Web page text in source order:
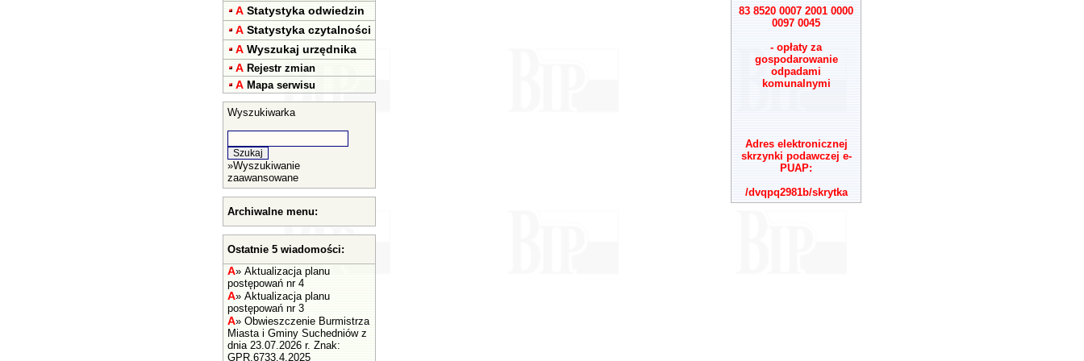
A Statystyka odwiedzin
A Statystyka czytalności
A Wyszukaj urzędnika
A Rejestr zmian
A Mapa serwisu
Wyszukiwarka
»Wyszukiwanie
zaawansowane
Archiwalne menu:
Ostatnie 5 wiadomości:
A» Aktualizacja planu
postępowań nr 4
A» Aktualizacja planu
postępowań nr 3
A» Obwieszczenie Burmistrza
Miasta i Gminy Suchedniów z
dnia 23.07.2026 r. Znak:
GPR.6733.4.2025
83 8520 0007 2001 0000
0097 0045
- opłaty za
gospodarowanie
odpadami
komunalnymi
Adres elektronicznej
skrzynki podawczej e-
PUAP:
/dvqpq2981b/skrytka